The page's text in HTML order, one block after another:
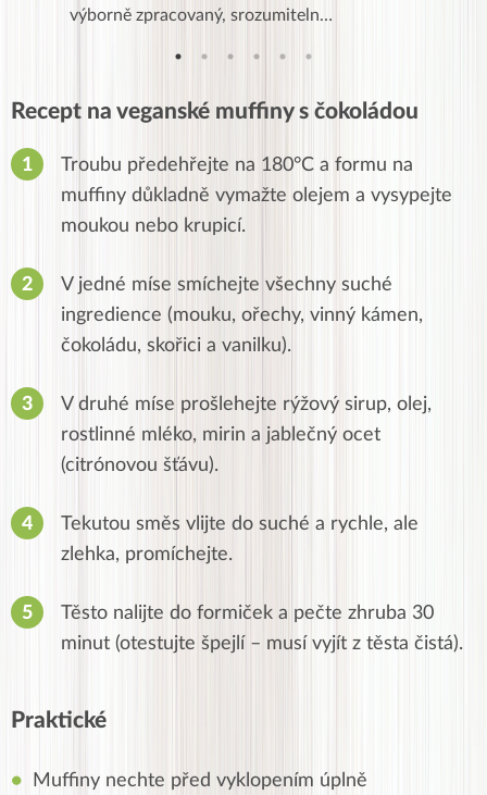
výborně zpracovaný, srozumiteln…
Recept na veganské muffiny s čokoládou
Troubu předehřejte na 180°C a formu na
muffiny důkladně vymažte olejem a vysypejte
moukou nebo krupicí.
V jedné míse smíchejte všechny suché
ingredience (mouku, ořechy, vinný kámen,
čokoládu, skořici a vanilku).
V druhé míse prošlehejte rýžový sirup, olej,
rostlinné mléko, mirin a jablečný ocet
(citrónovou šťávu).
Tekutou směs vlijte do suché a rychle, ale
zlehka, promíchejte.
Těsto nalijte do formiček a pečte zhruba 30
minut (otestujte špejlí – musí vyjít z těsta čistá).
Praktické
Muffiny nechte před vyklopením úplně